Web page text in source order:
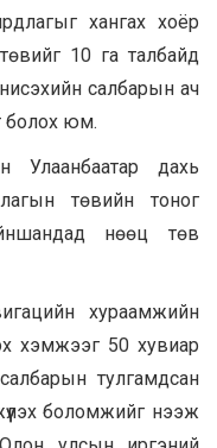
хангах хоёр
10 га талбайд
салбарын ач
болох юм.
Улаанбаатар дахь
төвийн тоног
нөөц төв
хураамжийн
хэмжээг 50 хувиар
тулгамдсан
боломжийг нээж